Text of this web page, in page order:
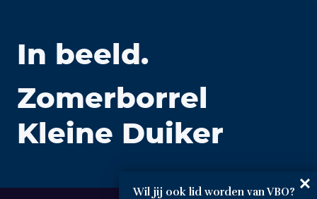
In beeld.
Zomerborrel
Kleine Duiker
Wil jij ook lid worden van VBO?